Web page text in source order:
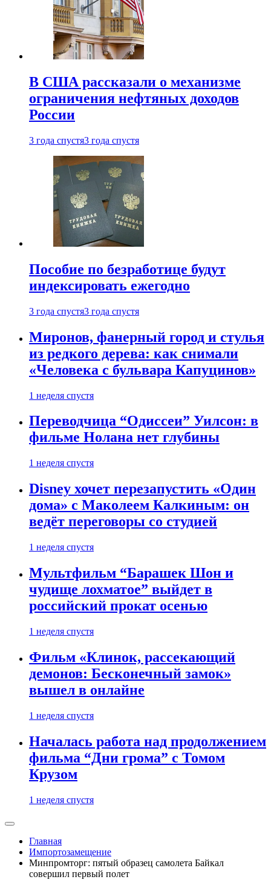
В США рассказали о механизме
ограничения нефтяных доходов
России
3 года спустя3 года спустя
Пособие по безработице будут
индексировать ежегодно
3 года спустя3 года спустя
Миронов, фанерный город и стулья
из редкого дерева: как снимали
«Человека с бульвара Капуцинов»
1 неделя спустя
Переводчица “Одиссеи” Уилсон: в
фильме Нолана нет глубины
1 неделя спустя
Disney хочет перезапустить «Один
дома» с Маколеем Калкиным: он
ведёт переговоры со студией
1 неделя спустя
Мультфильм “Барашек Шон и
чудище лохматое” выйдет в
российский прокат осенью
1 неделя спустя
Фильм «Клинок, рассекающий
демонов: Бесконечный замок»
вышел в онлайне
1 неделя спустя
Началась работа над продолжением
фильма “Дни грома” с Томом
Крузом
1 неделя спустя
Главная
Импортозамещение
Минпромторг: пятый образец самолета Байкал
совершил первый полет